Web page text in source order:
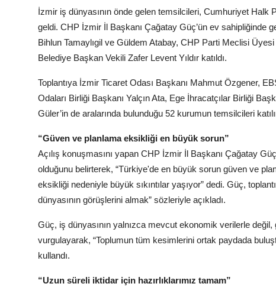
İzmir iş dünyasının önde gelen temsilcileri, Cumhuriyet Halk
geldi. CHP İzmir İl Başkanı Çağatay Güç’ün ev sahipliğinde
Bihlun Tamaylıgil ve Güldem Atabay, CHP Parti Meclisi
Belediye Başkan Vekili Zafer Levent Yıldır katıldı.
Toplantıya İzmir Ticaret Odası Başkanı Mahmut Özgener,
Odaları Birliği Başkanı Yalçın Ata, Ege İhracatçılar Birliği
Güler’in de aralarında bulunduğu 52 kurumun temsilcileri
“Güven ve planlama eksikliği en büyük sorun”
Açılış konuşmasını yapan CHP İzmir İl Başkanı Çağatay
olduğunu belirterek, “Türkiye'de en büyük sorun güven ve
eksikliği nedeniyle büyük sıkıntılar yaşıyor” dedi. Güç,
dünyasının görüşlerini almak” sözleriyle açıkladı.
Güç, iş dünyasının yalnızca mevcut ekonomik verilerle
vurgulayarak, “Toplumun tüm kesimlerini ortak paydada
kullandı.
“Uzun süreli iktidar için hazırlıklarımız tamam”